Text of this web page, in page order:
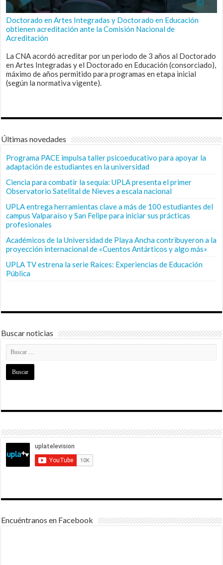
Doctorado en Artes Integradas y Doctorado en Educación
obtienen acreditación ante la Comisión Nacional de
Acreditación
La CNA acordó acreditar por un periodo de 3 años al Doctorado
en Artes Integradas y el Doctorado en Educación (consorciado),
máximo de años permitido para programas en etapa inicial
(según la normativa vigente).
Últimas novedades
Programa PACE impulsa taller psicoeducativo para apoyar la
adaptación de estudiantes en la universidad
Ciencia para combatir la sequía: UPLA presenta el primer
Observatorio Satelital de Nieves a escala nacional
UPLA entrega herramientas clave a más de 100 estudiantes del
campus Valparaíso y San Felipe para iniciar sus prácticas
profesionales
Académicos de la Universidad de Playa Ancha contribuyeron a la
proyección internacional de «Cuentos Antárticos y algo más»
UPLA TV estrena la serie Raíces: Experiencias de Educación
Pública
Buscar noticias
Encuéntranos en Facebook